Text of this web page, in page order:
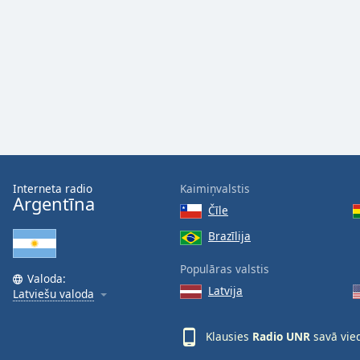
window.
Beginning
dialog
window.
Escape
will
Interneta radio
Argentīna
Valoda:
Latviešu valoda
Kaimiņvalstis
Čīle
Brazīlija
Populāras valstis
Latvija
Klausies Radio UNR savā